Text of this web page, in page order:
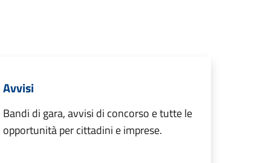
Avvisi
Bandi di gara, avvisi di concorso e tutte le
opportunità per cittadini e imprese.